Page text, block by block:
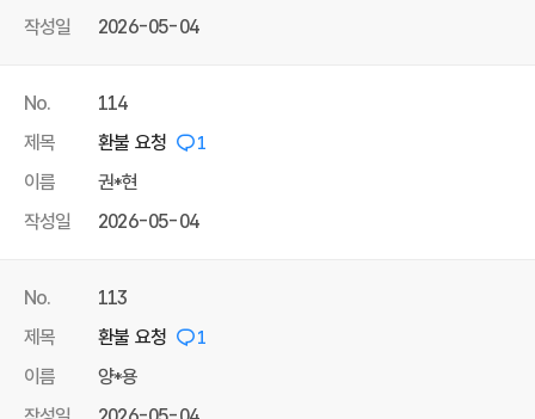
작성일
2026-05-04
No.
114
제목
환불 요청 1
이름
권*현
작성일
2026-05-04
No.
113
제목
환불 요청 1
이름
양*용